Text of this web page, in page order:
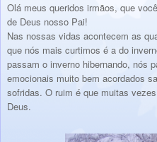
Olá meus queridos irmãos, que
de Deus nosso Pai!
Nas nossas vidas acontecem as
que nós mais curtimos é a do
passam o inverno hibernando, nós
emocionais muito bem acordados
sofridas. O ruim é que muitas
Deus.